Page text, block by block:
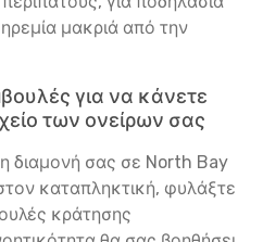
μακριά από την
για να κάνετε
των ονείρων σας
η διαμονή σας σε North Bay
καταπληκτική, φυλάξτε
κράτησης